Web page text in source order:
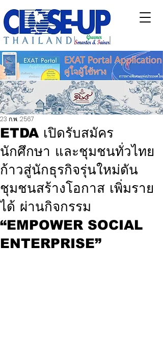
ETDA เปิดรับสมัคร
นักศึกษา และชุมชนทั่วไทย
ก้าวสู่นักธุรกิจรุ่นใหม่ดัน
ชุมชนสร้างโอกาส เพิ่มราย
ได้ ผ่านกิจกรรม
“EMPOWER SOCIAL
ENTERPRISE”
23 ก.พ. 2567